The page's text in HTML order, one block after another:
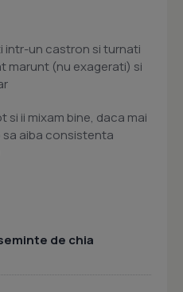
intr-un castron si turnati
marunt (nu exagerati) si
si ii mixam bine, daca mai
sa aiba consistenta
de chia